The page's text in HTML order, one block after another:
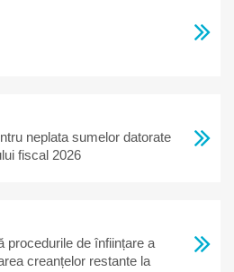
neplata sumelor datorate
fiscal 2026
procedurile de înființare a
creanțelor restante la